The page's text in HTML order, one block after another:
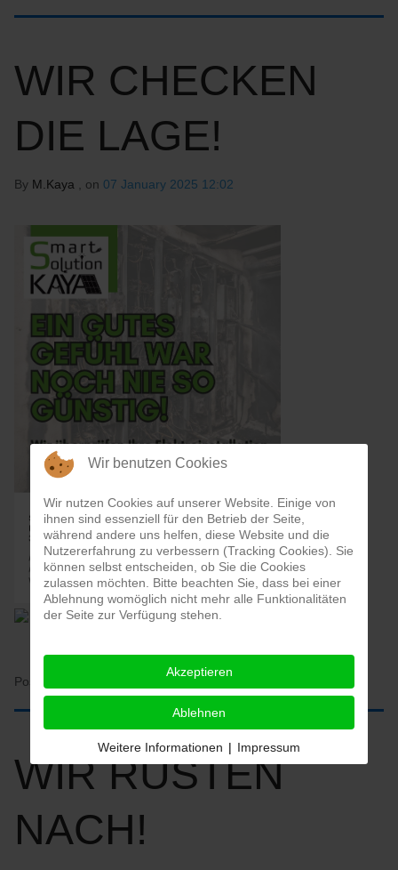
WIR CHECKEN
DIE LAGE!
By M.Kaya , on 07 January 2025 12:02
Posted in:
WIR RÜSTEN
NACH!
Wir benutzen Cookies
Wir nutzen Cookies auf unserer Website. Einige von
ihnen sind essenziell für den Betrieb der Seite,
während andere uns helfen, diese Website und die
Nutzererfahrung zu verbessern (Tracking Cookies). Sie
können selbst entscheiden, ob Sie die Cookies
zulassen möchten. Bitte beachten Sie, dass bei einer
Ablehnung womöglich nicht mehr alle Funktionalitäten
der Seite zur Verfügung stehen.
Akzeptieren
Ablehnen
Weitere Informationen | Impressum